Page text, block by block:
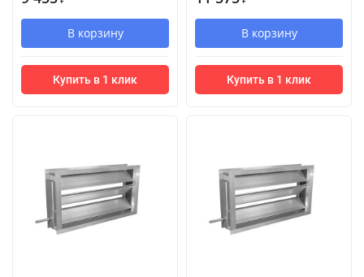
В корзину
Купить в 1 клик
В корзину
Купить в 1 клик